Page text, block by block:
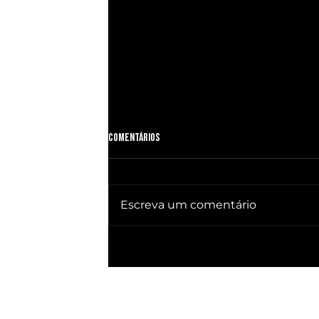
já ganhou PRESIDÊNCIA no BRASIL
Comentários
Escreva um comentário